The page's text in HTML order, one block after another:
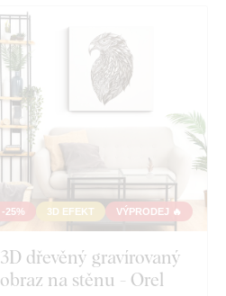
-25% 3D EFEKT VÝPRODEJ 🔥
3D dřevěný gravírovaný
obraz na stěnu - Orel